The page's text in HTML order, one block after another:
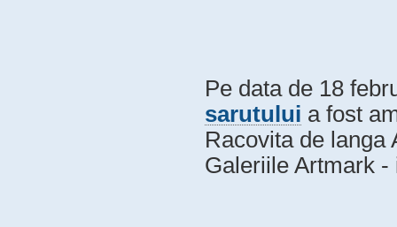
Pe data de 18
sarutului a fost
Racovita de langa
Galeriile Artmark